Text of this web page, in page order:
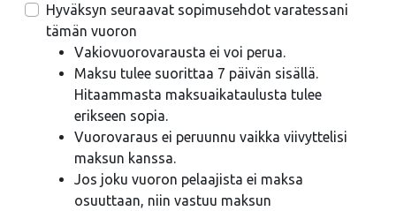
Hyväksyn seuraavat sopimusehdot varatessani
tämän vuoron
Vakiovuorovarausta ei voi perua.
Maksu tulee suorittaa 7 päivän sisällä.
Hitaammasta maksuaikataulusta tulee
erikseen sopia.
Vuorovaraus ei peruunnu vaikka viivyttelisi
maksun kanssa.
Jos joku vuoron pelaajista ei maksa
osuuttaan, niin vastuu maksun